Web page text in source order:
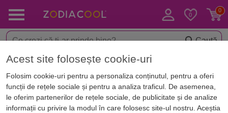
Caută
< Aromaterapie Betisoare parfumate
Acest site folosește cookie-uri
Folosim cookie-uri pentru a personaliza conținutul, pentru a oferi
funcții de rețele sociale și pentru a analiza traficul. De asemenea,
le oferim partenerilor de rețele sociale, de publicitate și de analize
informații cu privire la modul în care folosesc site-ul nostru. Aceștia